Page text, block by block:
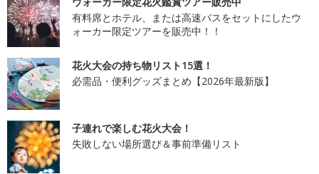
有料席とホテル、または高速バスをセットにしたウ
ォーカー限定ツアーを販売中！！
花火大会の持ち物リスト15選！
必需品・便利グッズまとめ【2026年最新版】
子連れで楽しむ花火大会！
失敗しない場所選び＆事前準備リスト